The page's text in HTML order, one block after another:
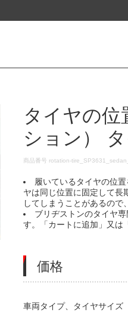
タイヤの位
ション）
DETAILS
商品番号 rotation-
履いているタイヤの位
ヤは同じ位置に固定して長
してしまうことがあるので
ブリヂストンのタイヤ
す。「カートに追加」又は
価格
VARIATIONS
車両タイプ、タイヤサイズ